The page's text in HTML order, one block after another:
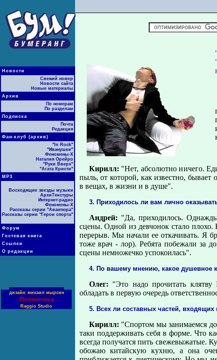
Новости
Свежий номер
Новости сайта
Новые материалы
Архив
По номерам
По разделам
Подписка
Почта
Редакция
Фан-клуб (архив)
"In Rock"
"Иванушки"
Феномены-Х
Наталия Орейро
"Руки Вверх"
"Агата Кристи"
МР3
Восходящие звезды музыки
АрхиТекстуры
Интернет-радио
Феномены-Х
Рассказы серии "Авантюра"
Рассказы серии "Герои спорта"
Форум
Гостевая книга
Ссылки
О редакции
дизайн: михаил мырсин
Поддержка
Raggio Studio
Кирилл: "Нет, абсолютно ничего.
пыль, от которой, как известно, бывает
в вещах, в жизни и в душе".
3. Приходилось ли вам лично
Андрей: "Да, приходилось.
сцены. Одной из девчонок стало плохо.
перерыв. Мы начали ее откачивать. Я
тоже врач - лор). Ребята побежали за
сцены немножечко успокоилась".
4. По вашему мнению, какое душевное
Олег: "Это надо прочитать
обладать в первую очередь
5. Всех ли составных частей,
Кирилл: "Спортом мы занимаемся
таки поддерживать себя в форме. Что
всегда получатся пить свежевыжатые.
обожаю китайскую кухню, а она